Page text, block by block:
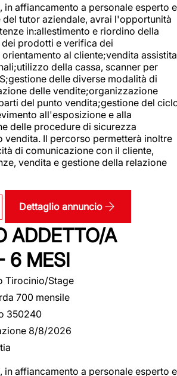
in affiancamento a personale esperto e
tutor aziendale, avrai l'opportunità
in:allestimento e riordino della
prodotti e verifica dei
al cliente;vendita assistita
della cassa, scanner per
delle diverse modalità di
delle vendite;organizzazione
del punto vendita;gestione del
all'esposizione e alla
delle procedure di sicurezza
vendita. Il percorso permetterà inoltre
di comunicazione con il cliente,
vendita e gestione della relazione
Dettaglio annuncio
ADDETTO/A
6 MESI
Tirocinio/Stage
700 mensile
350240
8/8/2026
in affiancamento a personale esperto e